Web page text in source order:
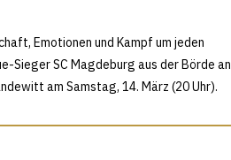
Emotionen und Kampf um jeden
Sieger SC Magdeburg aus der Börde an
am Samstag, 14. März (20 Uhr).